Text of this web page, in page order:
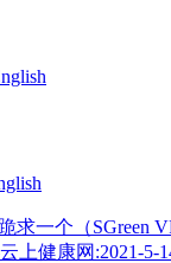
求一个（SGreen
云上健康网:2021-